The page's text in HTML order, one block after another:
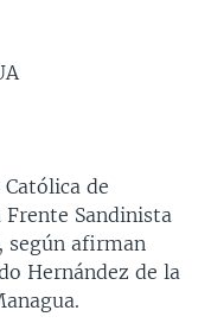
de
Sandinista
según afirman
Hernández de la